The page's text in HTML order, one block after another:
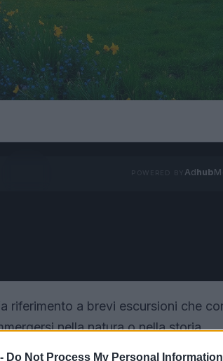
Do Not Process My Personal Information
Adhub
riferimento a brevi escursioni che
nella natura o nella storia.
città o in un piccolo centro,